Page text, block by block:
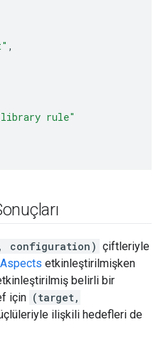
,
rule"
configuration) çiftleriyle
Aspects etkinleştirilmişken
belirli bir
için (target,
ilişkili hedefleri de